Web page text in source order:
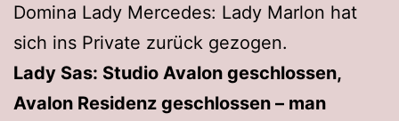
Domina Lady Mercedes: Lady Marlon hat
sich ins Private zurück gezogen.
Lady Sas: Studio Avalon geschlossen,
Avalon Residenz geschlossen – man